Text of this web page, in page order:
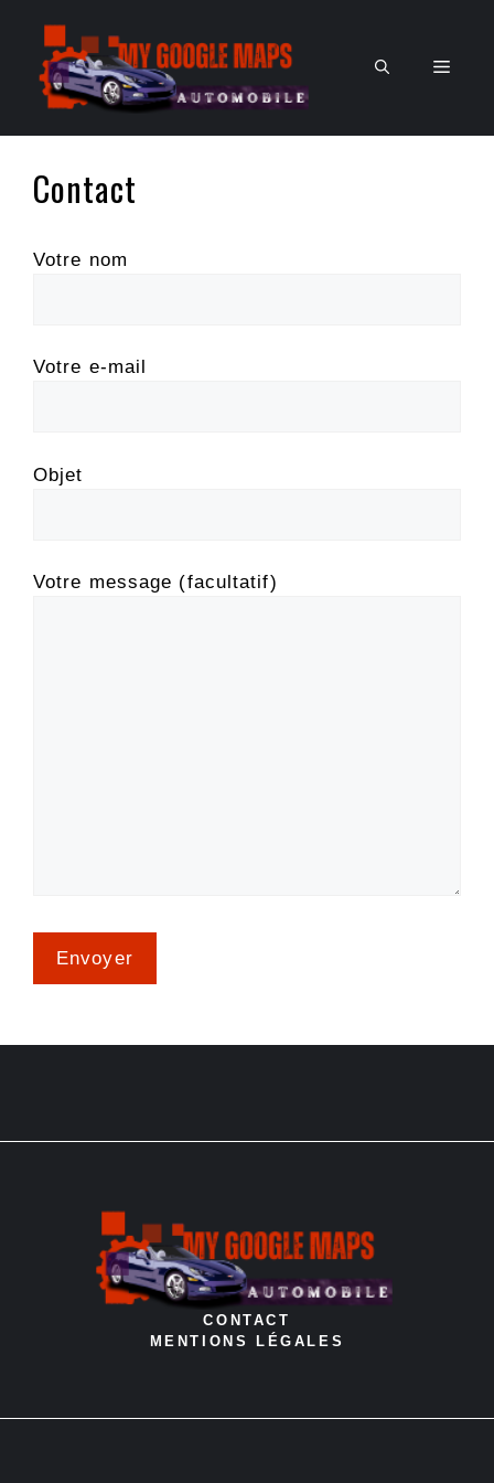
contenu
Menu
Contact
Votre nom
Votre e-mail
Objet
Votre message (facultatif)
CONTACT
MENTIONS LÉGALES